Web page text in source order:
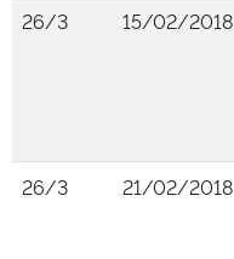
26/3
15/02/2018
26/3
21/02/2018